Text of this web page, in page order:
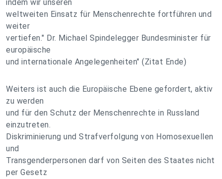
indem wir unseren
weltweiten Einsatz für Menschenrechte fortführen und
weiter
vertiefen." Dr. Michael Spindelegger Bundesminister für
europäische
und internationale Angelegenheiten" (Zitat Ende)
Weiters ist auch die Europäische Ebene gefordert, aktiv
zu werden
und für den Schutz der Menschenrechte in Russland
einzutreten.
Diskriminierung und Strafverfolgung von Homosexuellen
und
Transgenderpersonen darf von Seiten des Staates nicht
per Gesetz